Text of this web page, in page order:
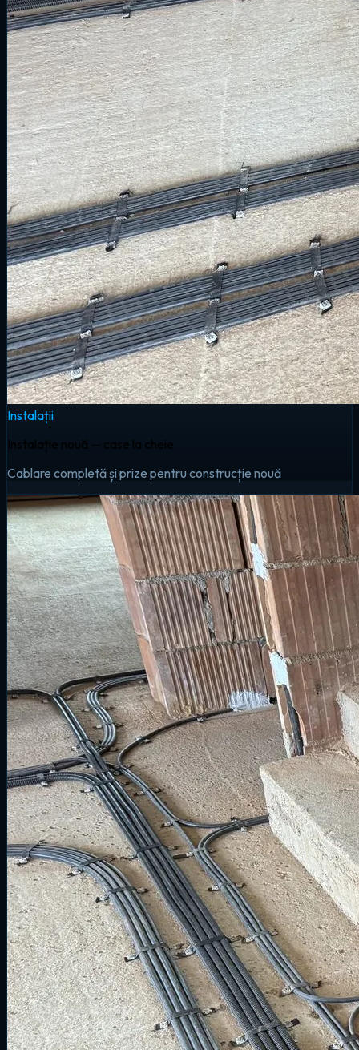
Instalații
Instalație nouă — case la cheie
Cablare completă și prize pentru construcție nouă